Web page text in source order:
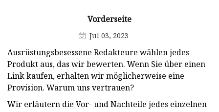
Vorderseite
Jul 03, 2023
Ausrüstungsbesessene Redakteure wählen jedes
Produkt aus, das wir bewerten. Wenn Sie über einen
Link kaufen, erhalten wir möglicherweise eine
Provision. Warum uns vertrauen?
Wir erläutern die Vor- und Nachteile jedes einzelnen